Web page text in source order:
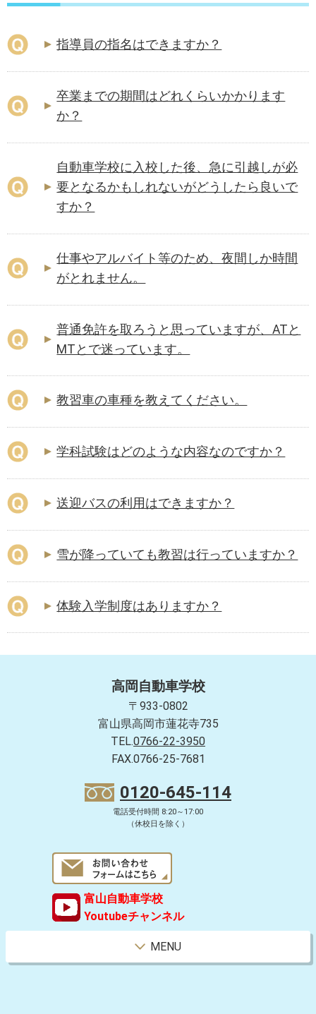
指導員の指名はできますか？
卒業までの期間はどれくらいかかります
か？
自動車学校に入校した後、急に引越しが必
要となるかもしれないがどうしたら良いで
すか？
仕事やアルバイト等のため、夜間しか時間
がとれません。
普通免許を取ろうと思っていますが、ATと
MTとで迷っています。
教習車の車種を教えてください。
学科試験はどのような内容なのですか？
送迎バスの利用はできますか？
雪が降っていても教習は行っていますか？
体験入学制度はありますか？
高岡自動車学校
〒933-0802
富山県高岡市蓮花寺735
TEL.0766-22-3950
FAX.0766-25-7681
0120-645-114
電話受付時間 8:20～17:00
（休校日を除く）
富山自動車学校
Youtubeチャンネル
MENU